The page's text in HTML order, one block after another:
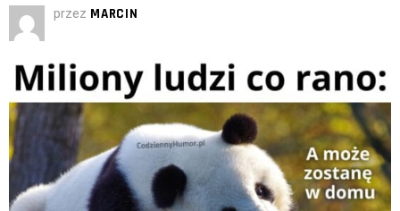
przez MARCIN